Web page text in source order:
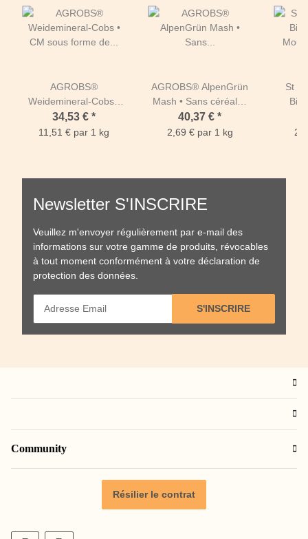
AGROBS®
Weidemineral-Cobs •
CM sous forme de
friandise 3 kg
34,53 € *
11,51 € par 1 kg
AGROBS® AlpenGrün
Mash • Sans céréales
Sac de 15 kg
40,37 € *
2,69 € par 1 kg
St
Newsletter S'INSCRIRE
Veuillez m'envoyer régulièrement par e-mail des
informations sur votre gamme de produits, révocables
à tout moment conformément à votre déclaration de
protection des données
S'INSCRIRE
Community
Résilier le contrat